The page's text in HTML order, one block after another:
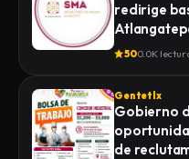
redirige
500.0K
Gentetlx
Gobierno
de